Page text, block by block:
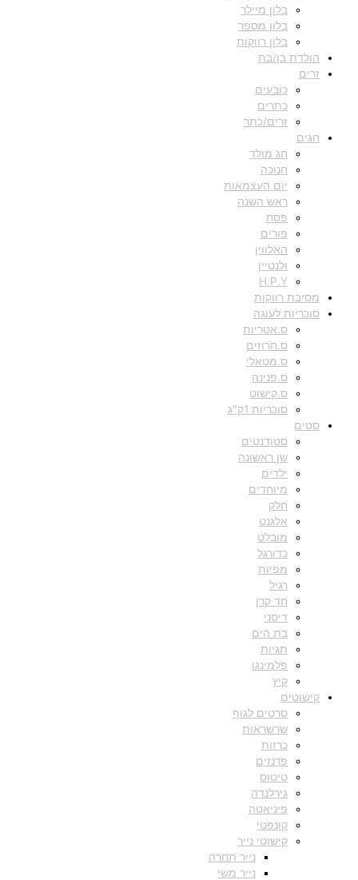
בלון מיילר
בלון מספר
בלון רווקות
הולדת בן/בת
זרים
כובעים
כתרים
זרים/כתר
חגים
חג מולד
חנוכה
יום העצמאות
ראש השנה
פסח
פורים
האלווין
ולנטיין
H.P.Y
מסיבת רווקות
סוכריות לעוגה
ס.אטריות
ס.חרוזים
ס.מטאלי
ס.פנינה
ס.קישוט
סוכריות 1ק"ג
סטים
סטודנטים
שן ראשונה
ילדים
מיוחדים
חלק
אלגנט
מובלט
כדורגל
מפיות
רגיל
חד קרן
דיסני
בת הים
תגיות
פלמינגו
קיץ
קישוטים
סרטים לגוף
שרשראות
כרזות
פרנזים
טיטוס
גירלנדה
פיניאטה
קונפטי
קישוטי נייר
נייר תחרה
נייר משי